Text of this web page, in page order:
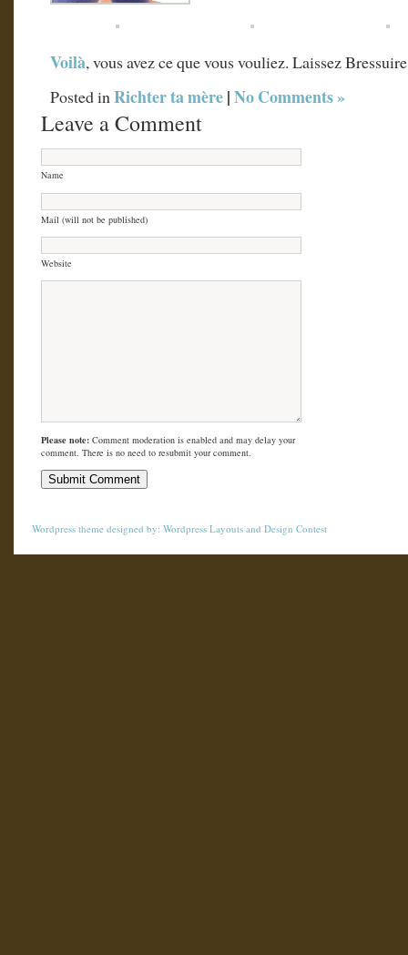
Voilà, vous avez ce que vous vouliez. Laissez
Posted inRichter ta mère|No Comments »
Leave a Comment
Name
Mail (will not be published)
Website
Please note: Comment moderation is enabled and may delay your
comment. There is no need to resubmit your comment.
Wordpress theme designed by: Wordpress Layouts and Design Contest